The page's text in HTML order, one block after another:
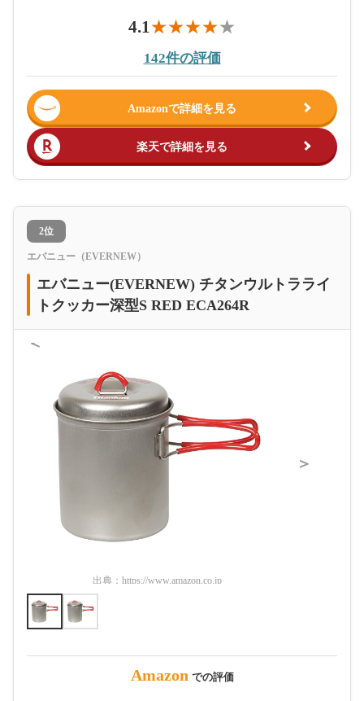
4.1
142件の評価
Amazonで詳細を見る
楽天で詳細を見る
2位
エバニュー（EVERNEW）
エバニュー(EVERNEW) チタンウルトラライ
トクッカー深型S RED ECA264R
＜
出典： https://www.amazon.co.jp
＞
Amazon での評価